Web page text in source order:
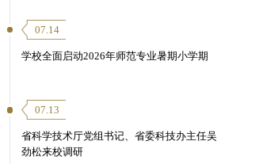
07.14
学校全面启动2026年师范专业暑期小学期
07.13
省科学技术厅党组书记、省委科技办主任吴
劲松来校调研